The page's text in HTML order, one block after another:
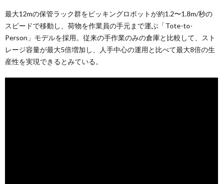
最大12mの保管ラック群をピッキングロボットが約1.2〜1.8m/秒の
スピードで移動し、荷物を作業員の手元まで運ぶ「Tote-to-
Person」モデルを採用。従来の手作業のみの倉庫と比較して、スト
レージ容量が最大5倍増加し、人手中心の運用と比べて最大8倍の生
産性を実現できるとみている。